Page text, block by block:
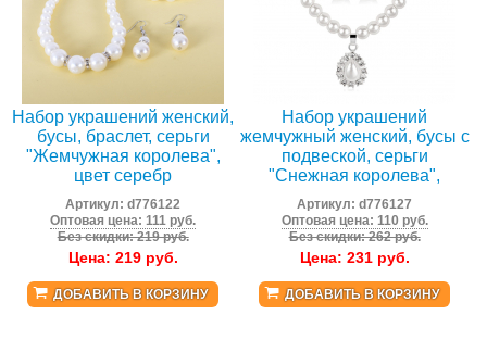
Набор украшений женский,
бусы, браслет, серьги
"Жемчужная королева",
цвет серебр
Артикул:d776122
Оптовая цена: 111 руб.
Без скидки: 219 руб.
Цена: 219руб.
ДОБАВИТЬ В КОРЗИНУ
Набор украшений
жемчужный женский, бусы с
подвеской, серьги
"Снежная королева",
Артикул:d776127
Оптовая цена: 110 руб.
Без скидки: 262 руб.
Цена: 231руб.
ДОБАВИТЬ В КОРЗИНУ